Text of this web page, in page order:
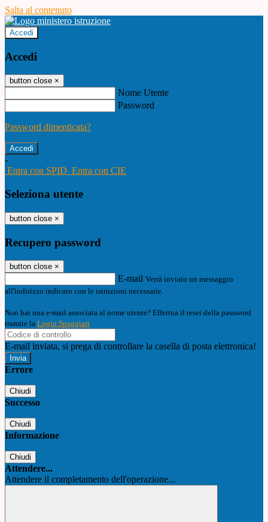
Salta al contenuto
Accedi
Accedi
button close ×
Nome Utente
Password
Password dimenticata?
-
Entra con SPID Entra con CIE
Seleziona utente
button close ×
Recupero password
button close ×
E-mail Verrà inviato un messaggio
all'indirizzo indicato con le istruzioni necessarie.
Non hai una e-mail associata al nome utente? Effettua il reset della password
tramite la Login Spaggiari
E-mail inviata, si prega di controllare la casella di posta elettronica!
Errore
Chiudi
Successo
Chiudi
Informazione
Chiudi
Attendere...
Attendere il completamento dell'operazione...